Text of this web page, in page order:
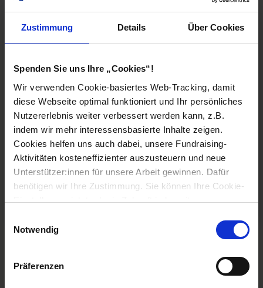
Zustimmung Details Über Cookies
Spenden Sie uns Ihre „Cookies“!
Wir verwenden Cookie-basiertes Web-Tracking, damit
diese Webseite optimal funktioniert und Ihr persönliches
Nutzererlebnis weiter verbessert werden kann, z.B.
indem wir mehr interessensbasierte Inhalte zeigen.
Cookies helfen uns auch dabei, unsere Fundraising-
Aktivitäten kosteneffizienter auszusteuern und neue
Unterstützer:innen für unsere Arbeit gewinnen. Dafür
benötigen wir Ihre Zustimmung. Sie können Ihre Cookie-
Einstellungen jetzt oder in Zukunft jederzeit anpassen.
Notwendig
Präferenzen
400 € Kleidung, Schuhen und allem was es
für den Winter braucht
- oder -
Wunschbeitrag eingeben
Der Mindestbetrag ist 5 EUR
Einmalig spenden